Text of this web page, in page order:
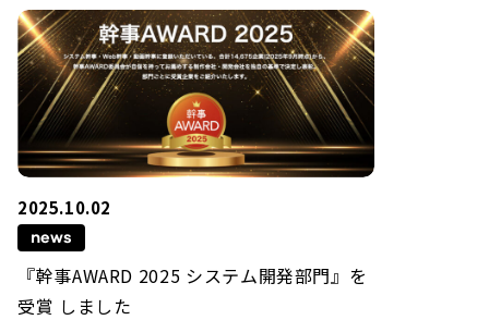
2025.10.02
news
『幹事AWARD 2025 システム開発部門』を
受賞 しました